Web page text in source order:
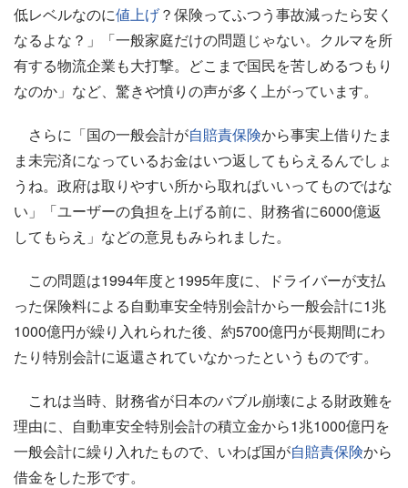
低レベルなのに値上げ？保険ってふつう事故減ったら安く
なるよな？」「一般家庭だけの問題じゃない。クルマを所
有する物流企業も大打撃。どこまで国民を苦しめるつもり
なのか」など、驚きや憤りの声が多く上がっています。
さらに「国の一般会計が自賠責保険から事実上借りたま
ま未完済になっているお金はいつ返してもらえるんでしょ
うね。政府は取りやすい所から取ればいいってものではな
い」「ユーザーの負担を上げる前に、財務省に6000億返
してもらえ」などの意見もみられました。
この問題は1994年度と1995年度に、ドライバーが支払
った保険料による自動車安全特別会計から一般会計に1兆
1000億円が繰り入れられた後、約5700億円が長期間にわ
たり特別会計に返還されていなかったというものです。
これは当時、財務省が日本のバブル崩壊による財政難を
理由に、自動車安全特別会計の積立金から1兆1000億円を
一般会計に繰り入れたもので、いわば国が自賠責保険から
借金をした形です。